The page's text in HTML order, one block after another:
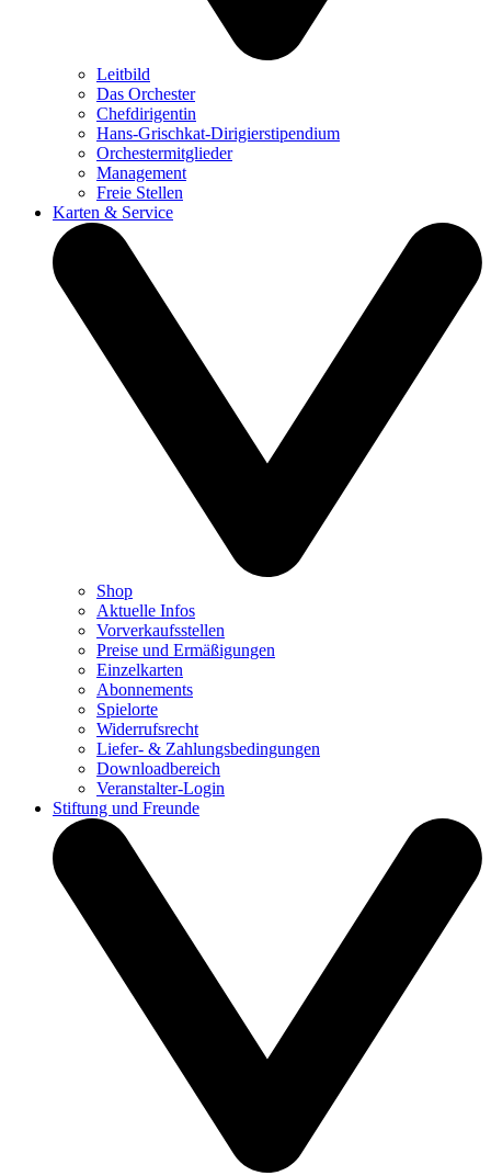
Leitbild
Das Orchester
Chefdirigentin
Hans-Grischkat-Dirigierstipendium
Orchestermitglieder
Management
Freie Stellen
Karten & Service
Shop
Aktuelle Infos
Vorverkaufsstellen
Preise und Ermäßigungen
Einzelkarten
Abonnements
Spielorte
Widerrufsrecht
Liefer- & Zahlungsbedingungen
Downloadbereich
Veranstalter-Login
Stiftung und Freunde